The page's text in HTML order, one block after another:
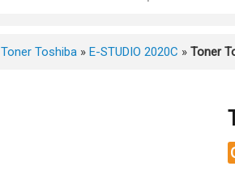
Toner Toshiba » E-STUDIO 2020C » Toner